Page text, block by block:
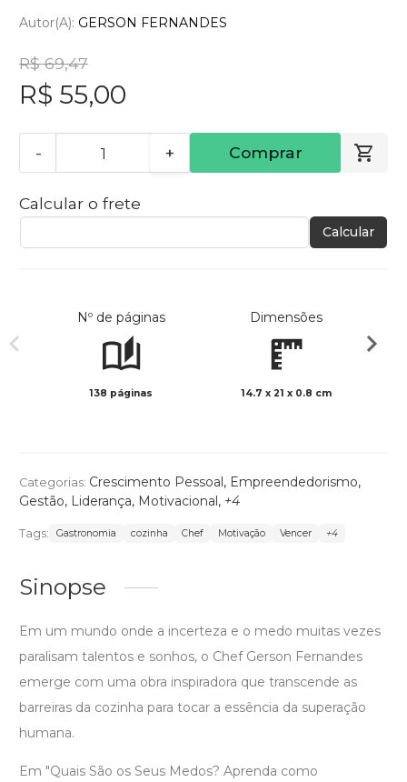
Autor(a): GERSON FERNANDES
R$ 69,47
R$ 55,00
- + Comprar
Calcular o frete
Calcular
Nº de páginas
138 páginas
Dimensões
14.7 x 21 x 0.8 cm
Categorias: Crescimento Pessoal, Empreendedorismo,
Gestão, Liderança, Motivacional, +4
Tags: Gastronomia cozinha Chef Motivação Vencer +4
Sinopse
Em um mundo onde a incerteza e o medo muitas vezes
paralisam talentos e sonhos, o Chef Gerson Fernandes
emerge com uma obra inspiradora que transcende as
barreiras da cozinha para tocar a essência da superação
humana.
Em "Quais São os Seus Medos? Aprenda como